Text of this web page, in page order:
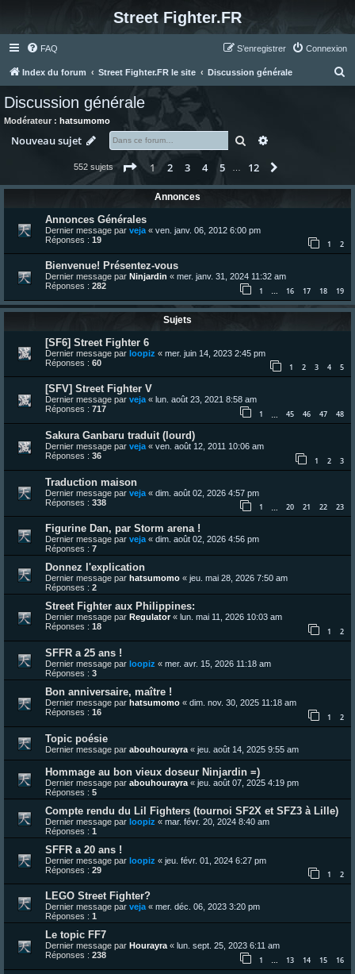
Street Fighter.FR
FAQ Connexion
S’enregistrer
Index du forum Street Fighter.FR le site Discussion générale
c
Discussion générale
Modérateur : hatsumomo
Nouveau sujet Rechercher
552 sujets Page 1sur12
1 2 3 4 5 12
Annonces
Annonces Générales
Dernier message par veja « ven. janv. 06, 2012 6:00 pm
Réponses : 19 1 2
Bienvenue! Présentez-vous
Dernier message par Ninjardin « mer. janv. 31, 2024 11:32 am
Réponses : 282 1 … 16 17 18 19
Sujets
[SF6] Street Fighter 6
Dernier message par loopiz « mer. juin 14, 2023 2:45 pm
Réponses : 60 1 2 3 4 5
[SFV] Street Fighter V
Dernier message par veja« lun. août 23, 2021 8:58 am
Réponses : 717 1 45 46 47 48
Sakura Ganbaru traduit (lourd)
Dernier message par veja « ven. août 12, 2011 10:06 am
Réponses : 36 1 2 3
Traduction maison
Dernier message par veja « dim. août 02, 2026 4:57 pm
Réponses : 338 1 20 21 22 23
Figurine Dan, par Storm arena !
Dernier message par veja « dim. août 02, 2026 4:56 pm
Réponses : 7
Donnez l'explication
Dernier message par hatsumomo « jeu. mai 28, 2026 7:50 am
Réponses : 2
Street Fighter aux Philippines:
Dernier message par Regulator« lun. mai 11, 2026 10:03 am
Réponses : 18 1 2
SFFR a 25 ans !
Dernier message par loopiz « mer. avr. 15, 2026 11:18 am
Réponses : 3
Bon anniversaire, maître !
Dernier message par hatsumomo « dim. nov. 30, 2025 11:18 am
Réponses : 16 1 2
Topic poésie
Dernier message par abouhourayra « jeu. août 14, 2025 9:55 am
Hommage au bon vieux doseur Ninjardin =)
Dernier message par abouhourayra « jeu. août 07, 2025 4:19 pm
Réponses : 5
Compte rendu du Lil Fighters (tournoi SF2X et SFZ3 à Lille)
Dernier message par loopiz « mar. févr. 20, 2024 8:40 am
Réponses : 1
SFFR a 20 ans !
Dernier message par loopiz « jeu. févr. 01, 2024 6:27 pm
Réponses : 29 1 2
LEGO Street Fighter?
Dernier message par veja « mer. déc. 06, 2023 3:20 pm
Réponses : 1
Le topic FF7
Dernier message par Hourayra « lun. sept. 25, 2023 6:11 am
Réponses : 238 1 … 13 14 15 16